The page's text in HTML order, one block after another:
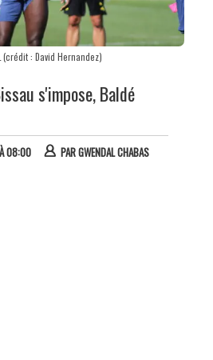
(crédit : David Hernandez)
s'impose, Baldé
08:00 PARGWENDAL CHABAS